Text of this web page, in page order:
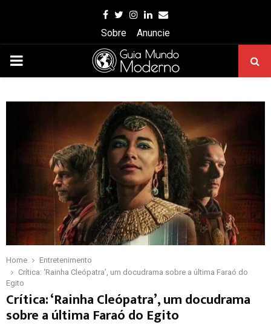
Facebook
Twitter
Instagram
Linkedin
Email
Sobre
Anuncie
PRIMARY
Home
Entretenimento
Crítica: ‘Rainha Cleópatra’, um docudrama sobre a última Faraó do
Egito
Crítica: ‘Rainha Cleópatra’, um docudrama
sobre a última Faraó do Egito